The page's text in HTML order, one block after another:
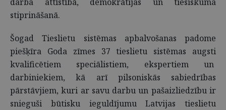
stiprināšanā.
Šogad Tieslietu sistēmas apbalvošanas padome
piešķīra Goda zīmes 37 tieslietu sistēmas augsti
kvalificētiem speciālistiem, ekspertiem un
darbiniekiem, kā arī pilsoniskās sabiedrības
pārstāvjiem, kuri ar savu darbu un pašaizliedzību ir
snieguši būtisku ieguldījumu Latvijas tieslietu